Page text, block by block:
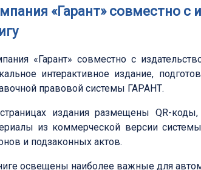
«Гарант» совместно
«Гарант» совместно с
интерактивное издание,
правовой системы ГАРАНТ.
издания размещены QR-
из коммерческой версии
и подзаконных актов.
освещены наиболее важные для